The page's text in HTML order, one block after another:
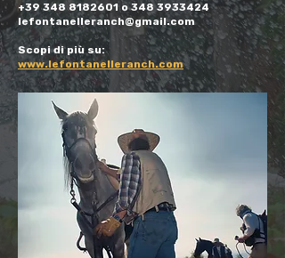
+39 348 8182601 o 348 3933424
lefontanelleranch@gmail.com
Scopi di più su:
www.lefontanelleranch.com